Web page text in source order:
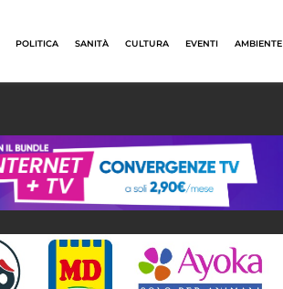
POLITICA SANITÀ CULTURA EVENTI AMBIENTE